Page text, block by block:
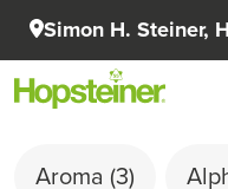
Simon H. Steiner,
Aroma (3)